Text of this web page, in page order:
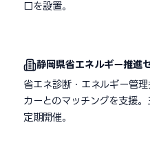
口を設置。
静岡県省エネルギー推進
省エネ診断・エネルギー管
カーとのマッチングを支援
定期開催。